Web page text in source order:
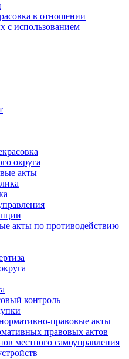
в отношении
с использованием
округа
акты
акты по противодействию
контроль
правовые акты
правовых актов
местного самоуправления